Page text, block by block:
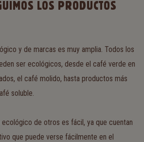
LOS PRODUCTOS
y de marcas es muy amplia. Todos los
ser ecológicos, desde el café verde en
el café molido, hasta productos más
soluble.
de otros es fácil, ya que cuentan
que puede verse fácilmente en el